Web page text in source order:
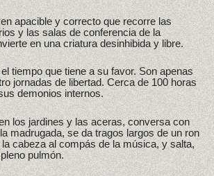
apacible y correcto que recorre las
y las salas de conferencia de la
en una criatura desinhibida y libre.
tiempo que tiene a su favor. Son apenas
jornadas de libertad. Cerca de 100 horas
demonios internos.
los jardines y las aceras, conversa con
madrugada, se da tragos largos de un ron
cabeza al compás de la música, y salta,
pulmón.